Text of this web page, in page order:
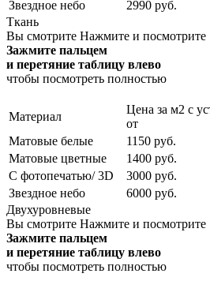
Звездное небо
2990 руб.
Ткань
Вы смотрите Нажмите и посмотрите
Зажмите пальцем
и перетяние таблицу влево
чтобы посмотреть полностью
Материал
Цена за м2 с
от
Матовые белые
1150 руб.
Матовые цветные
1400 руб.
С фотопечатью/ 3D
3000 руб.
Звездное небо
6000 руб.
Двухуровневые
Вы смотрите Нажмите и посмотрите
Зажмите пальцем
и перетяние таблицу влево
чтобы посмотреть полностью